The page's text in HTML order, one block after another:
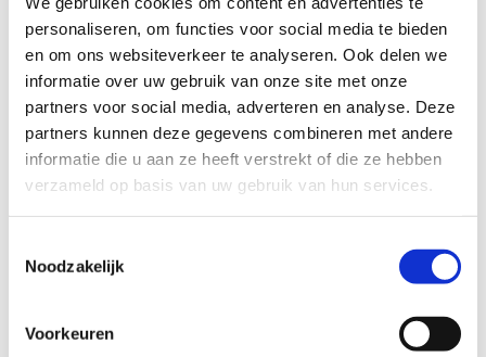
personaliseren, om functies voor social media te bieden
en om ons websiteverkeer te analyseren. Ook delen we
informatie over uw gebruik van onze site met onze
partners voor social media, adverteren en analyse. Deze
partners kunnen deze gegevens combineren met andere
informatie die u aan ze heeft verstrekt of die ze hebben
verzameld op basis van uw gebruik van hun services.
Noodzakelijk
Voorkeuren
Bikers, it’s time to reunite
Op zaterdagavond 30 mei 2026 verzamelen
riders van overal voor een next-level avond
tijdens het Mountainbikefestival in Sky Park. De
Dirt Park Battles belovenpure actie, vette
tricks en coole vibes.
Vanaf 18.00 uur: vrij rijden
Kostprijs: €10,00 per rider (verzekering